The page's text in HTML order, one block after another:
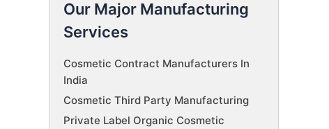
Our Major Manufacturing
Services
Cosmetic Contract Manufacturers In
India
Cosmetic Third Party Manufacturing
Private Label Organic Cosmetic